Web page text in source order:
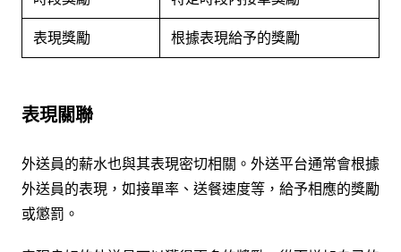
表現獎勵
根據表現給予的獎勵
表現關聯
外送員的薪水也與其表現密切相關。外送平台通常會根據
外送員的表現，如接單率、送餐速度等，給予相應的獎勵
或懲罰。